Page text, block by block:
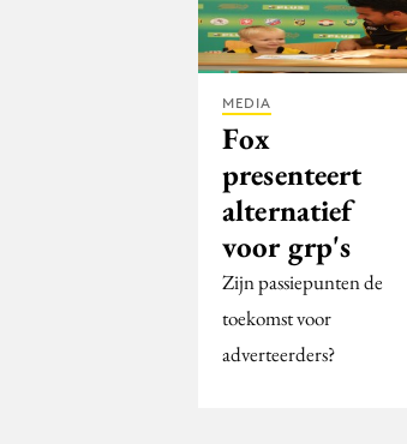
MEDIA
Fox
presenteert
alternatief
voor grp's
Zijn passiepunten de
toekomst voor
adverteerders?